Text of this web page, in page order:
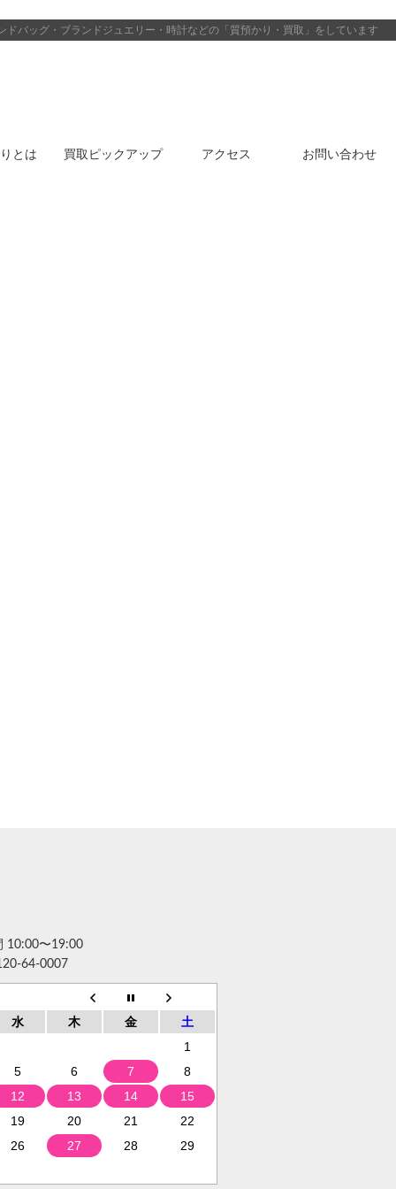
ドバッグ・ブランドジュエリー・時計などの「質預かり・買取」をしています
とは 買取ピックアップ アクセス お問い合わせ
10:00〜19:00
64-0007
水 木 金
土
1
5
6 7
8
12
13 14
15
19
20 21
22
26
27 28 29